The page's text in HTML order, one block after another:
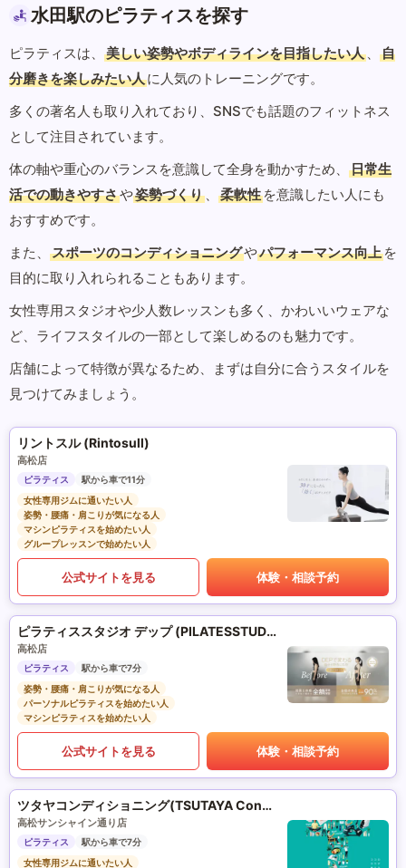
水田駅のピラティスを探す
ピラティスは、 美しい姿勢やボディラインを目指したい人 、
自
分磨きを楽しみたい人に人気のトレーニングです。
多くの著名人も取り入れており、SNSでも話題のフィットネス
として注目されています。
体の軸や重心のバランスを意識して全身を動かすため、
日常生
活での動きやすさや姿勢づくり 、 柔軟性 を意識したい人にも
おすすめです。
また、
スポーツのコンディショニングやパフォーマンス向上 を
目的に取り入れられることもあります。
女性専用スタジオや少人数レッスンも多く、かわいいウェアな
ど、ライフスタイルの一部として楽しめるのも魅力です。
店舗によって特徴が異なるため、まずは自分に合うスタイルを
見つけてみましょう。
リントスル (Rintosull)
高松店
ピラティス
駅から車で11分
女性専用ジムに通いたい人
姿勢・腰痛・肩こりが気になる人
マシンピラティスを始めたい人
グループレッスンで始めたい人
公式サイトを見る 体験・相談予約
ピラティススタジオ デップ (PILATESSTUDIO DEP)
高松店
ピラティス
駅から車で7分
姿勢・腰痛・肩こりが気になる人
パーソナルピラティスを始めたい人
マシンピラティスを始めたい人
公式サイトを見る 体験・相談予約
ツタヤコンディショニング(TSUTAYA Conditioning)PILATES
高松サンシャイン通り店
ピラティス
駅から車で7分
女性専用ジムに通いたい人